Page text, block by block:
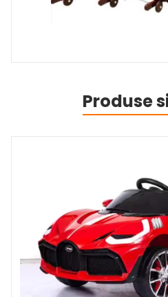
Produse